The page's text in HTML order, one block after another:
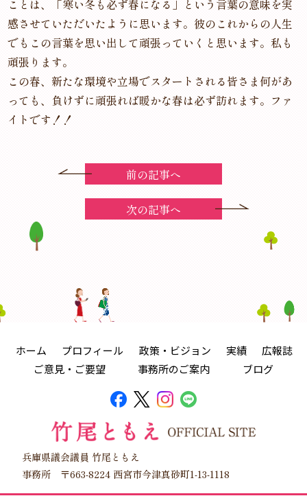
ことは、「寒い冬も必ず春になる」という言葉の意味を実
感させていただいたように思います。彼のこれからの人生
でもこの言葉を思い出して頑張っていくと思います。私も
頑張ります。
この春、新たな環境や立場でスタートされる皆さま何があ
っても、負けずに頑張れば暖かな春は必ず訪れます。ファ
イトです！！
前の記事へ
次の記事へ
ホーム プロフィール 政策・ビジョン 実績
広報誌
ご意見・ご要望
事務所のご案内 ブログ
兵庫県議会議員 竹尾ともえ
事務所 〒663-8224 西宮市今津真砂町1-13-1118